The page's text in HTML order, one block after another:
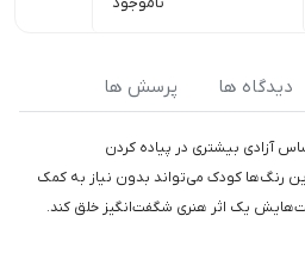
دیدگاه ها پرسش ها
آزادی بیشتری در پیاده کردن
رنگ‌ها کودک می‌تواند بدون نیاز به کمک
یک اثر هنری شگفت‌انگیز خلق کند.